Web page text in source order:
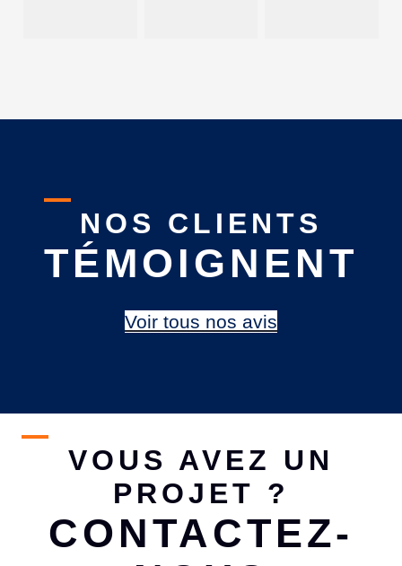
NOS CLIENTS
TÉMOIGNENT
Voir tous nos avis
VOUS AVEZ UN
PROJET ?
CONTACTEZ-